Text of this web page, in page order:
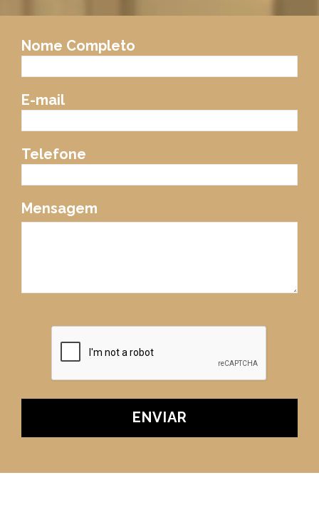
Nome Completo
E-mail
Telefone
Mensagem